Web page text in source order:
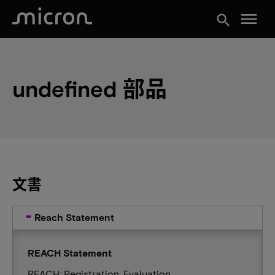
search menu
undefined 部品
文書
Reach Statement
REACH Statement